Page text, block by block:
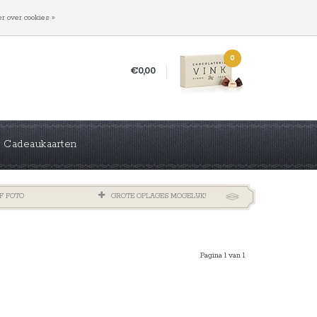
€0,00
0
Cadeaukaarten
FOTO GROTE OPLAGES MOGELIJK!
Pagina 1 van 1
over cookies »